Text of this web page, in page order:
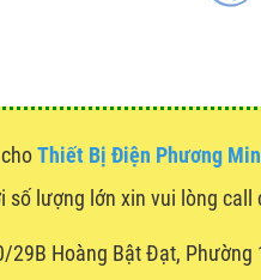
Thiết Bị Điện Phương
số lượng lớn xin vui lòng
29B Hoàng Bật Đạt, Phường